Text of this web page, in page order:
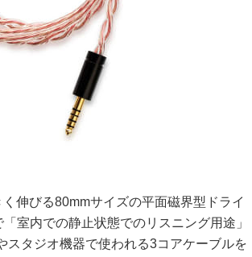
伸びる80mmサイズの平面磁界型ドライ
室内での静止状態でのリスニング用途」
スタジオ機器で使われる3コアケーブルを